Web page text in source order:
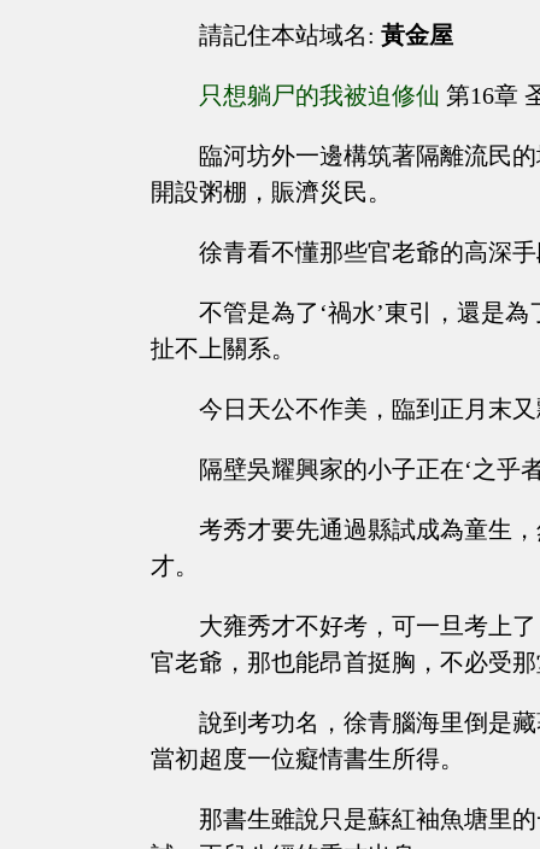
請記住本站域名: 黃金屋
只想躺尸的我被迫修仙 第16章
臨河坊外一邊構筑著隔離流民
開設粥棚，賑濟災民。
徐青看不懂那些官老爺的高深
不管是為了‘禍水’東引，還是
扯不上關系。
今日天公不作美，臨到正月末
隔壁吳耀興家的小子正在‘之乎
考秀才要先通過縣試成為童生
才。
大雍秀才不好考，可一旦考上
官老爺，那也能昂首挺胸，不必受
說到考功名，徐青腦海里倒是
當初超度一位癡情書生所得。
那書生雖說只是蘇紅袖魚塘里